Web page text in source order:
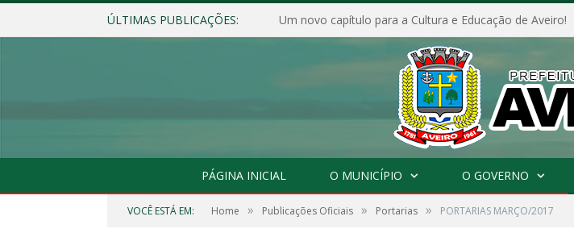
ÚLTIMAS PUBLICAÇÕES: Um novo capítulo para a Cultura e Educação de Aveiro!
PÁGINA INICIAL O MUNICÍPIO O GOVERNO
VOCÊ ESTÁ EM: Home » Publicações Oficiais » Portarias » PORTARIAS MARÇO/2017